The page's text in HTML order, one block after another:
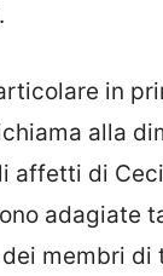
in
alla
affetti di
adagiate
membri di